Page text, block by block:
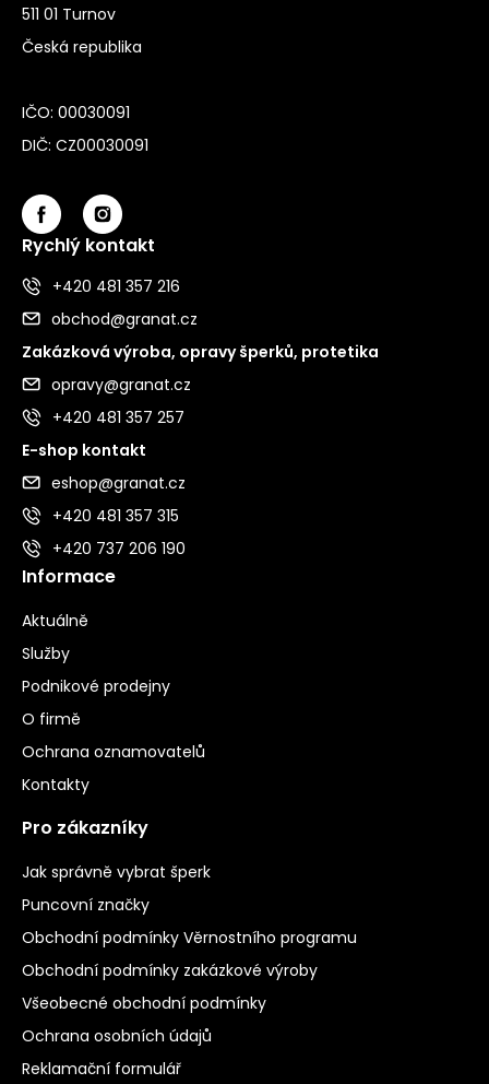
511 01 Turnov
Česká republika
IČO: 00030091
DIČ: CZ00030091
Rychlý kontakt
+420 481 357 216
obchod@granat.cz
Zakázková výroba, opravy šperků, protetika
opravy@granat.cz
+420 481 357 257
E-shop kontakt
eshop@granat.cz
+420 481 357 315
+420 737 206 190
Informace
Aktuálně
Služby
Podnikové prodejny
O firmě
Ochrana oznamovatelů
Kontakty
Pro zákazníky
Jak správně vybrat šperk
Puncovní značky
Obchodní podmínky Věrnostního programu
Obchodní podmínky zakázkové výroby
Všeobecné obchodní podmínky
Ochrana osobních údajů
Reklamační formulář